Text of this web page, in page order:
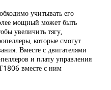
учитывать его
мощный может быть
увеличить тягу,
которые смогут
Вместе с двигателями
и плату управления
вместе с ним